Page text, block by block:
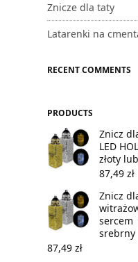
Znicze dla taty
Latarenki na
RECENT COMMENTS
PRODUCTS
Znicz
LED
złoty
87,49 zł
Znicz
sercem
srebrny
87,49 zł